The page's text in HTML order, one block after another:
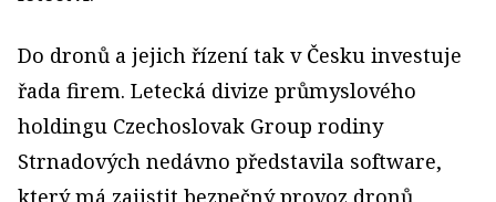
Do dronů a jejich řízení tak v Česku investuje
řada firem. Letecká divize průmyslového
holdingu Czechoslovak Group rodiny
Strnadových nedávno představila software,
který má zajistit bezpečný provoz dronů